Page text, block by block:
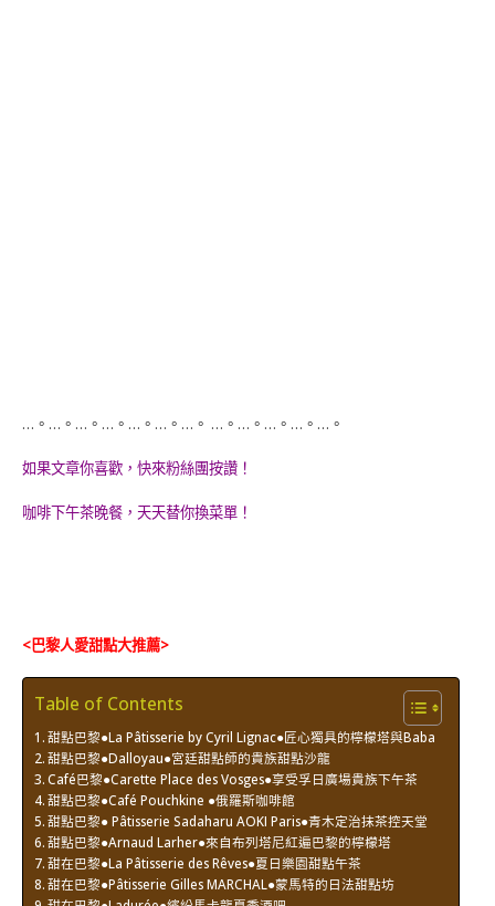
…。…。…。…。…。…。…。 …。…。…。…。…。
如果文章你喜歡，快來粉絲團按讚！
咖啡下午茶晚餐，天天替你換菜單！
<巴黎人愛甜點大推薦>
Table of Contents
甜點巴黎●La Pâtisserie by Cyril Lignac●匠心獨具的檸檬塔與Baba
甜點巴黎●Dalloyau●宮廷甜點師的貴族甜點沙龍
Café巴黎●Carette Place des Vosges●享受孚日廣場貴族下午茶
甜點巴黎●Café Pouchkine ●俄羅斯咖啡館
甜點巴黎● Pâtisserie Sadaharu AOKI Paris●青木定治抹茶控天堂
甜點巴黎●Arnaud Larher●來自布列塔尼紅遍巴黎的檸檬塔
甜在巴黎●La Pâtisserie des Rêves●夏日樂園甜點午茶
甜在巴黎●Pâtisserie Gilles MARCHAL●蒙馬特的日法甜點坊